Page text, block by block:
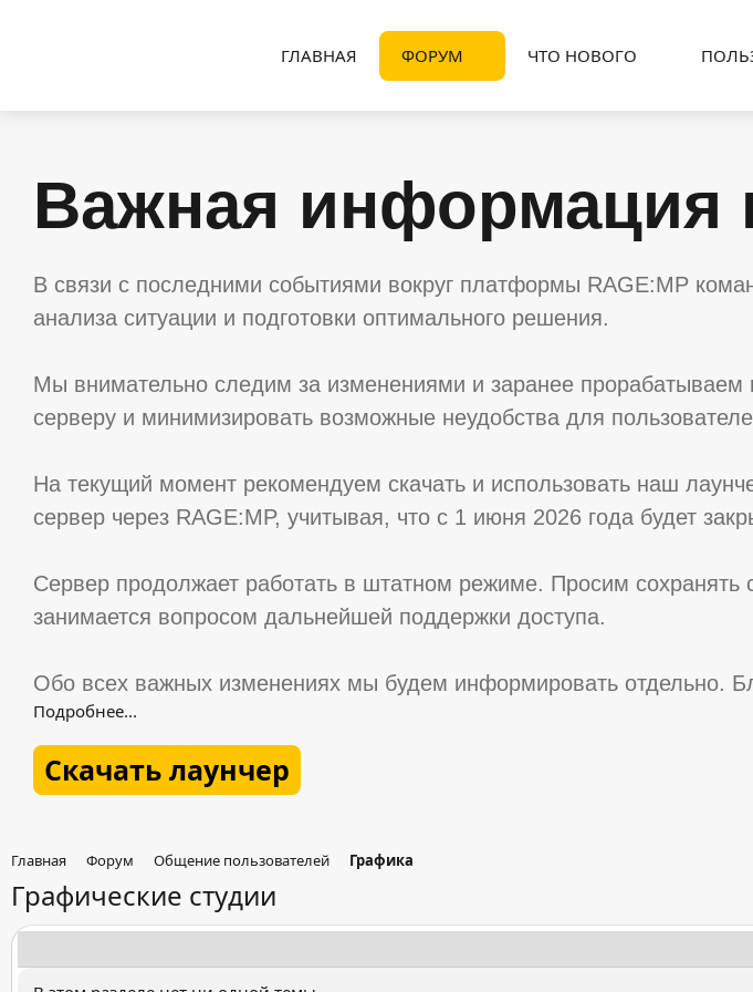
ГЛАВНАЯ ФОРУМ ЧТО НОВОГО
Важная информация
В связи с последними событиями вокруг платформы RAGE:MP
анализа ситуации и подготовки оптимального решения.
Мы внимательно следим за изменениями и заранее
серверу и минимизировать возможные неудобства для
На текущий момент рекомендуем скачать и использовать наш
сервер через RAGE:MP, учитывая, что с 1 июня 2026 года будет
Сервер продолжает работать в штатном режиме. Просим сохранять
занимается вопросом дальнейшей поддержки доступа.
Обо всех важных изменениях мы будем информировать отдельно.
Подробнее...
Скачать лаунчер
Главная Форум Общение пользователей Графика
Графические студии